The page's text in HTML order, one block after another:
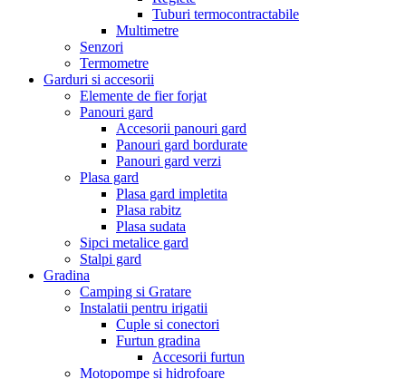
Tuburi termocontractabile
Multimetre
Senzori
Termometre
Garduri si accesorii
Elemente de fier forjat
Panouri gard
Accesorii panouri gard
Panouri gard bordurate
Panouri gard verzi
Plasa gard
Plasa gard impletita
Plasa rabitz
Plasa sudata
Sipci metalice gard
Stalpi gard
Gradina
Camping si Gratare
Instalatii pentru irigatii
Cuple si conectori
Furtun gradina
Accesorii furtun
Motopompe si hidrofoare